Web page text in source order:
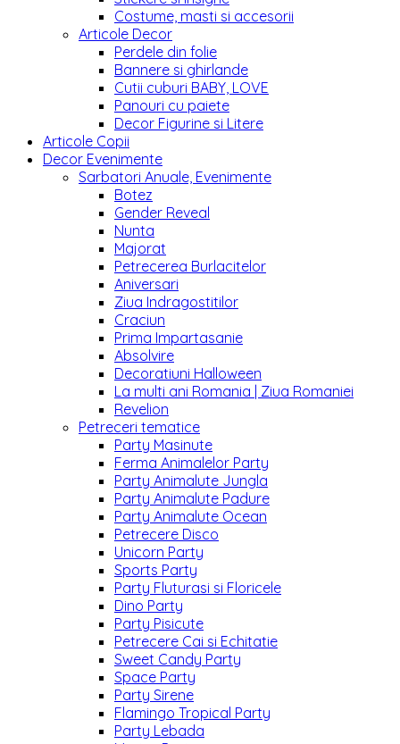
Costume, masti si accesorii
Articole Decor
Perdele din folie
Bannere si ghirlande
Cutii cuburi BABY, LOVE
Panouri cu paiete
Decor Figurine si Litere
Articole Copii
Decor Evenimente
Sarbatori Anuale, Evenimente
Botez
Gender Reveal
Nunta
Majorat
Petrecerea Burlacitelor
Aniversari
Ziua Indragostitilor
Craciun
Prima Impartasanie
Absolvire
Decoratiuni Halloween
La multi ani Romania | Ziua Romaniei
Revelion
Petreceri tematice
Party Masinute
Ferma Animalelor Party
Party Animalute Jungla
Party Animalute Padure
Party Animalute Ocean
Petrecere Disco
Unicorn Party
Sports Party
Party Fluturasi si Floricele
Dino Party
Party Pisicute
Petrecere Cai si Echitatie
Sweet Candy Party
Space Party
Party Sirene
Flamingo Tropical Party
Party Lebada